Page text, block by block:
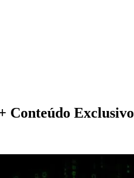
Conteúdo Exclusivo